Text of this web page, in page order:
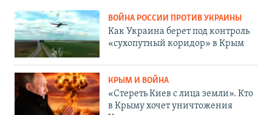
ВОЙНА РОССИИ ПРОТИВ УКРАИНЫ
Как Украина берет под контроль
«сухопутный коридор» в Крым
КРЫМ И ВОЙНА
«Стереть Киев с лица земли». Кто
в Крыму хочет уничтожения